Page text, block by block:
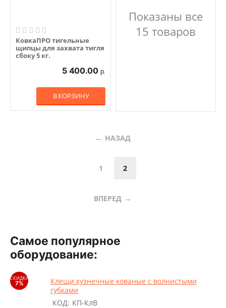
КовкаПРО тигельные
щипцы для захвата тигля
сбоку 5 кг.
5 400.00 р.
В КОРЗИНУ
Показаны все
15 товаров
НАЗАД
1 2
ВПЕРЕД
Самое популярное
оборудование:
Клещи кузнечные кованые с волнистыми
губками
КОД: КП-КлВ